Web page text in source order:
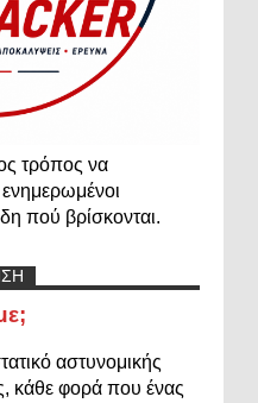
τρόπος να
πού βρίσκονται.
αστυνομικής
κάθε φορά που ένας